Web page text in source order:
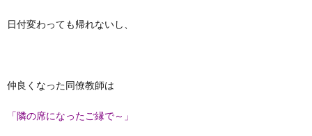
日付変わっても帰れないし、
仲良くなった同僚教師は
「隣の席になったご縁で～」